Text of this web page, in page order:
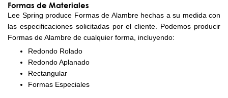
Formas de Materiales
Lee Spring produce Formas de Alambre hechas a su medida con
las especificaciones solicitadas por el cliente. Podemos producir
Formas de Alambre de cualquier forma, incluyendo:
Redondo Rolado
Redondo Aplanado
Rectangular
Formas Especiales